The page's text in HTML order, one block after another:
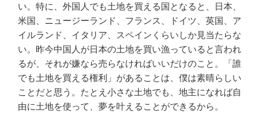
い。特に、外国人でも土地を買える国となると、日本、
米国、ニュージーランド、フランス、ドイツ、英国、ア
イルランド、イタリア、スペインくらいしか見当たらな
い。昨今中国人が日本の土地を買い漁っていると言われ
るが、それが嫌なら売らなければいいだけのこと。「誰
でも土地を買える権利」があることは、僕は素晴らしい
ことだと思う。たとえ小さな土地でも、地主になれば自
由に土地を使って、夢を叶えることができるから。